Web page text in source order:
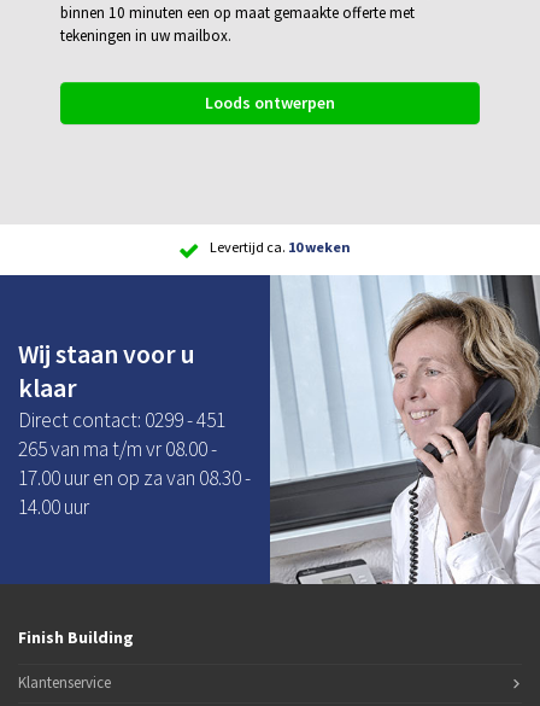
binnen 10 minuten een op maat gemaakte offerte met
tekeningen in uw mailbox.
Loods ontwerpen
Scherpeprijs
Wij staan voor u
klaar
Direct contact: 0299 - 451
265 van ma t/m vr 08.00 -
17.00 uur en op za van 08.30 -
14.00 uur
Finish Building
Klantenservice